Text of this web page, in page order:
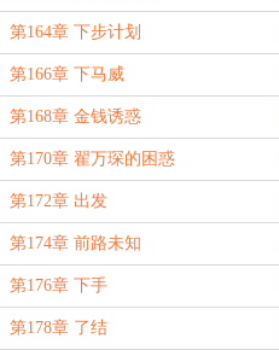
第164章 下步计划
第166章 下马威
第168章 金钱诱惑
第170章 翟万琛的困惑
第172章 出发
第174章 前路未知
第176章 下手
第178章 了结